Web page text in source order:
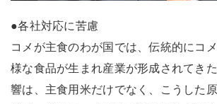
●各社対応に苦慮
コメが主食のわが国では、伝統的にコ
様な食品が生まれ産業が形成されてき
響は、主食用米だけでなく、こうした